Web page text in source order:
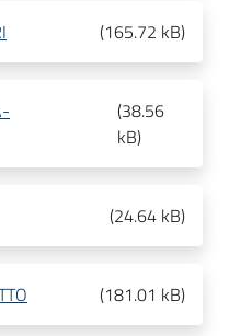
(165.72 kB)
(38.56
kB)
(24.64 kB)
(181.01 kB)